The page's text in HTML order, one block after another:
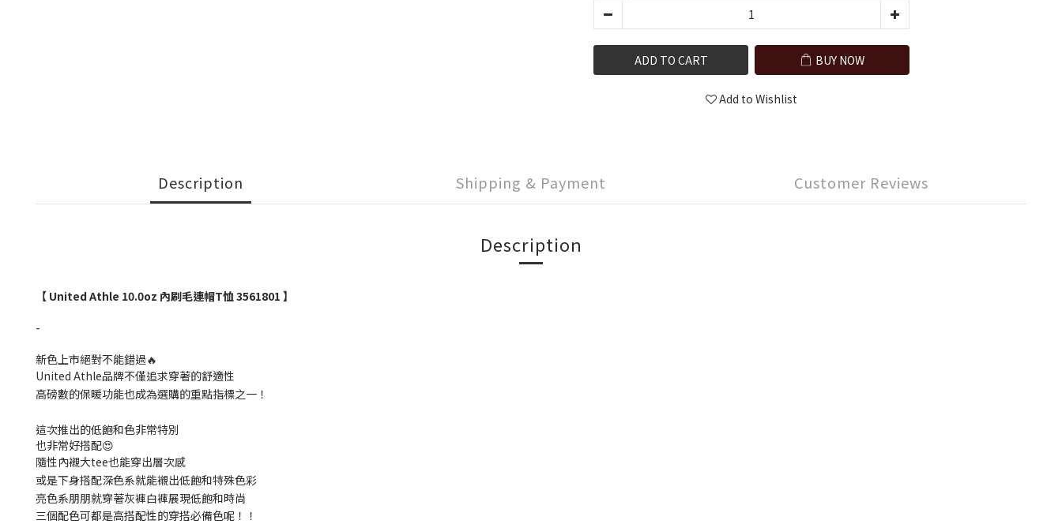
ADD TO CART BUY NOW
Add to Wishlist
Description Shipping & Payment Customer Reviews
Description
【 United Athle 10.0oz 內刷毛連帽T恤 3561801 】
-
新色上市絕對不能錯過🔥
United Athle品牌不僅追求穿著的舒適性
高磅數的保暖功能也成為選購的重點指標之一！
這次推出的低飽和色非常特別
也非常好搭配😍
隨性內襯大tee也能穿出層次感
或是下身搭配深色系就能襯出低飽和特殊色彩
亮色系朋朋就穿著灰褲白褲展現低飽和時尚
三個配色可都是高搭配性的穿搭必備色呢！！